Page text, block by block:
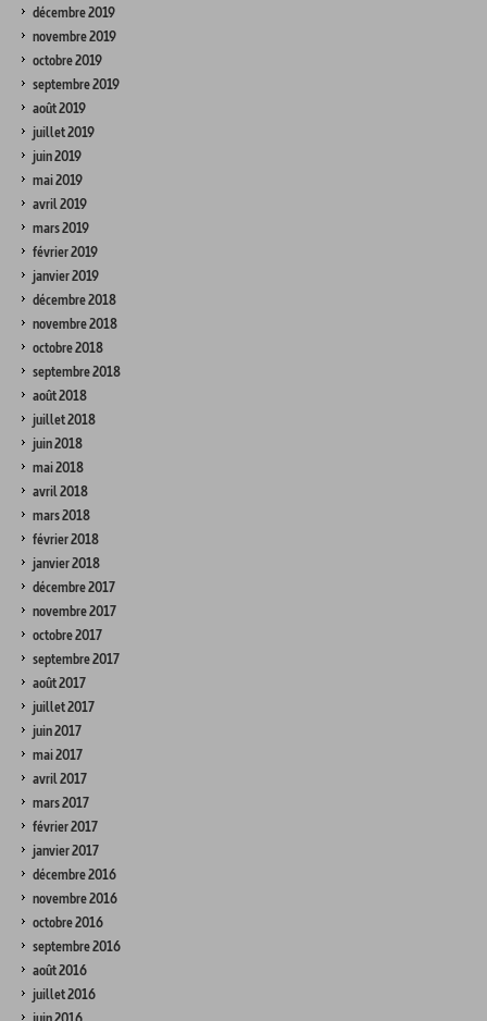
décembre 2019
novembre 2019
octobre 2019
septembre 2019
août 2019
juillet 2019
juin 2019
mai 2019
avril 2019
mars 2019
février 2019
janvier 2019
décembre 2018
novembre 2018
octobre 2018
septembre 2018
août 2018
juillet 2018
juin 2018
mai 2018
avril 2018
mars 2018
février 2018
janvier 2018
décembre 2017
novembre 2017
octobre 2017
septembre 2017
août 2017
juillet 2017
juin 2017
mai 2017
avril 2017
mars 2017
février 2017
janvier 2017
décembre 2016
novembre 2016
octobre 2016
septembre 2016
août 2016
juillet 2016